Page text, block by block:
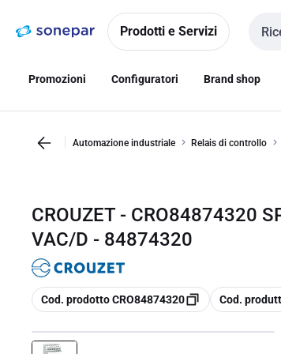
navigazionealla
Prodotti e Servizi
Promozioni Configuratori Brand shop
Automazione industriale Relais di controllo
CROUZET - CRO84874320
VAC/D - 84874320
copia
Cod. prodotto CRO84874320 copia
Cod.